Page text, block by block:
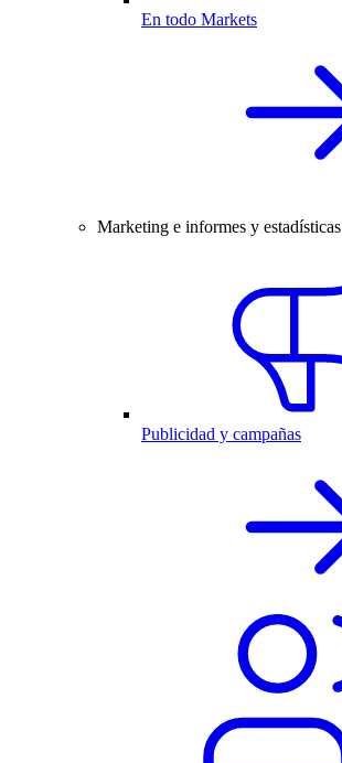
En todo Markets
Marketing e informes y estadísticas
Publicidad y campañas